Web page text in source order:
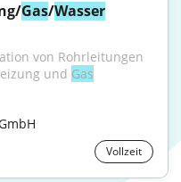
Gas/Wasser
von Rohrleitungen
und Gas
Vollzeit